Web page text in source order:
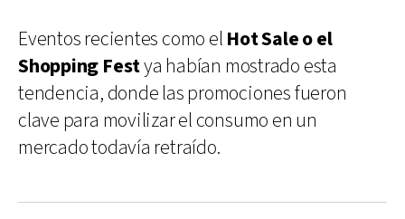
Eventos recientes como el Hot Sale o el
Shopping Festya habían mostrado esta
tendencia, donde las promociones fueron
clave para movilizar el consumo en un
mercado todavía retraído.